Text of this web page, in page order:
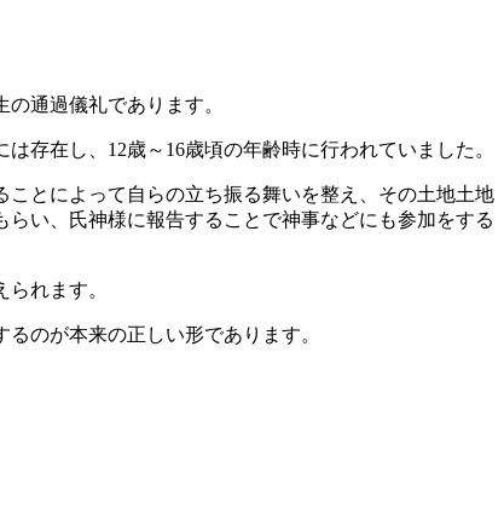
通過儀礼であります。
存在し、12歳～16歳頃の年齢時に行われていました。
とによって自らの立ち振る舞いを整え、その土地土地
い、氏神様に報告することで神事などにも参加をする
れます。
のが本来の正しい形であります。